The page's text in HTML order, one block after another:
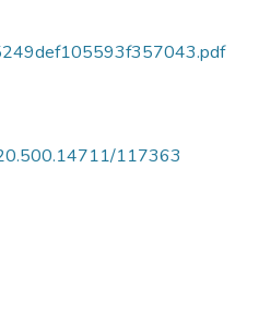
117363